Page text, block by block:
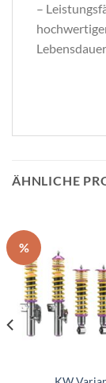
–
Lebensdauer
ÄHNLICHE
%